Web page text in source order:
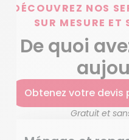
DÉCOUVREZ NOS
SUR MESURE ET
De quoi
Obtenez votre devis
Gratuit et